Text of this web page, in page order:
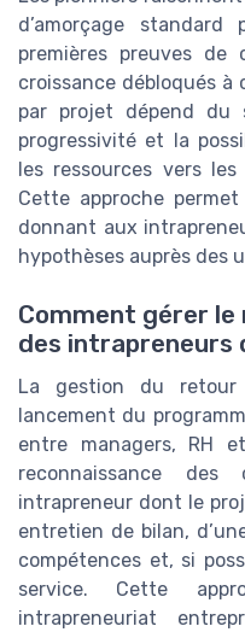
d’amorçage
premières preuves
croissance débloqués à
par projet dépend du
progressivité et la
les ressources vers
Cette approche
donnant aux
hypothèses auprès des
Comment gérer
des intrapreneurs
La gestion du
lancement du
entre managers, RH
reconnaissance des
intrapreneur dont le
entretien de bilan,
compétences et, si
service. Cette
intrapreneuriat